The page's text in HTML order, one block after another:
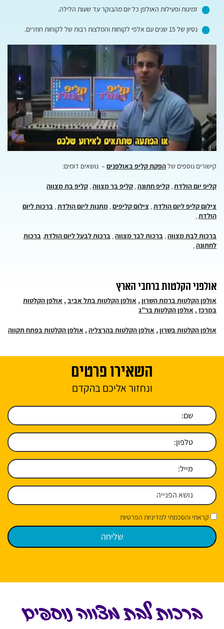
זמינות ופעילות האולפן כל יום מהבוקר עד שעות הלילה.
נסיון של 15 שנים עם אלפי לקוחות והמלצות רבות של לקוחות חוזרים.
קישורים נוספים שלהפקת קליפ באולפנים– נושאים דומים:
קליפ יום הולדת, קליפ חתונה, קליפ בר מצווה, קליפ בת מצווה
צילום קליפ ליום הולדת, צילום קליפים, מתנות ליום הולדת, ברכות ליום
הולדת,
ברכות לבת מצווה, ברכות לבר מצווה, ברכות לבעל ליום הולדת, ברכות
לחתונה,
אולפני הקלטות ברחבי הארץ
אולפן הקלטות ברמת השרון, אולפן הקלטות בתל אביב, אולפן הקלטות
במרכז, אולפן הקלטות בר"ג
אולפן הקלטות בשרון, אולפן הקלטות בהרצליה, אולפן הקלטות בפתח תקווה
השאירו פרטים
ונחזור אליכם בהקדם
קראתי והסכמתי למדיניות הפרטיות
ברכות לבת מצווה נוספים